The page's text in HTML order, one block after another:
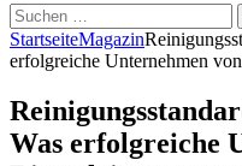
Suchen
nach:
StartseiteMagazin
erfolgreiche Unternehmen
Was erfolgreiche